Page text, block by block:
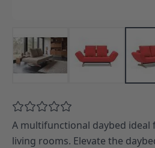
A multifunctional daybed
living rooms. Elevate the